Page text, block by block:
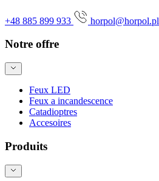
+48 885 899 933 horpol@horpol.pl
Notre offre
Feux LED
Feux a incandescence
Catadioptres
Accesoires
Produits